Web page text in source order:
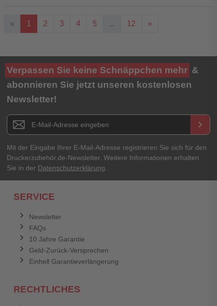
« 1 2 3 4 5 ... 12 »
Ihre Bewertung**
★★★★★
Titel**
E-Mail-Adresse
Ihr Passwort
Verpassen Sie keine Schnäppchen mehr &
abonnieren Sie jetzt unseren kostenlosen
Newsletter!
Newsletter E-Mail Adresse keyboard_arrow_right
Mit der Eingabe Ihrer E-Mail-Adresse registrieren Sie sich für den
Druckerzubehör.de-Newsletter. Weitere Informationen erhalten
Sie in der Datenschutzerklärung
SERVICE
Newsletter
FAQs
10 Jahre Garantie
Geld-Zurück-Versprechen
Einhell Garantieverlängerung
RECHTLICHES